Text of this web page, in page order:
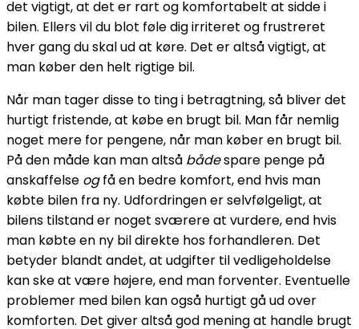
det vigtigt, at det er rart og komfortabelt at sidde i
bilen. Ellers vil du blot føle dig irriteret og frustreret
hver gang du skal ud at køre. Det er altså vigtigt, at
man køber den helt rigtige bil.
Når man tager disse to ting i betragtning, så bliver det
hurtigt fristende, at købe en brugt bil. Man får nemlig
noget mere for pengene, når man køber en brugt bil.
På den måde kan man altså bådespare penge på
anskaffelse ogfå en bedre komfort, end hvis man
købte bilen fra ny. Udfordringen er selvfølgeligt, at
bilens tilstand er noget sværere at vurdere, end hvis
man købte en ny bil direkte hos forhandleren. Det
betyder blandt andet, at udgifter til vedligeholdelse
kan ske at være højere, end man forventer. Eventuelle
problemer med bilen kan også hurtigt gå ud over
komforten. Det giver altså god mening at handle brugt